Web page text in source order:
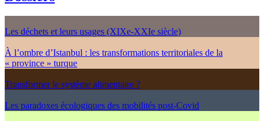
Les déchets et leurs usages (XIXe-XXIe siècle)
À l’ombre d’Istanbul : les transformations territoriales de la
« province » turque
Transformer le système alimentaire ?
Les paradoxes écologiques des mobilités post-Covid